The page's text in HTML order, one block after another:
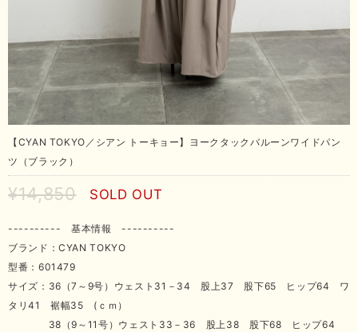
【CYAN TOKYO／シアン トーキョー】ヨークタックバルーンワイドパン
ツ（ブラック）
¥14,850 SOLD OUT
---------- 基本情報 ----------
ブランド：CYAN TOKYO
型番：601479
サイズ：36（7～9号）ウェスト31－34 股上37 股下65 ヒップ64 ワ
タリ41 裾幅35 (ｃｍ）
38（9～11号）ウェスト33－36 股上38 股下68 ヒップ64